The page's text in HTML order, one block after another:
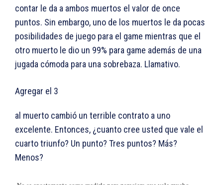
contar le da a ambos muertos el valor de once
puntos. Sin embargo, uno de los muertos le da pocas
posibilidades de juego para el game mientras que el
otro muerto le dio un 99% para game además de una
jugada cómoda para una sobrebaza. Llamativo.
Agregar el 3
al muerto cambió un terrible contrato a uno
excelente. Entonces, ¿cuanto cree usted que vale el
cuarto triunfo? Un punto? Tres puntos? Más?
Menos?